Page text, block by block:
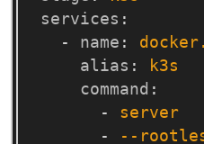
services :
-
name :
alias :
k3s
command :
-
server
-
--